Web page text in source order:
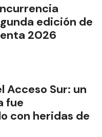
edición de
2026
Acceso Sur: un
fue
con heridas de